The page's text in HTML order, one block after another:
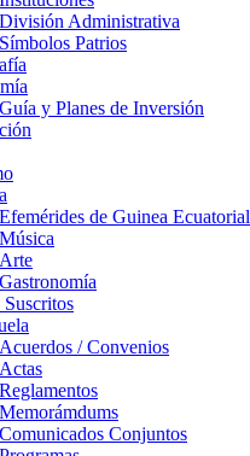
División Administrativa
Símbolos Patrios
Guía y Planes de Inversión
Efemérides de Guinea Ecuatorial
Música
Arte
Gastronomía
Acuerdos / Convenios
Actas
Reglamentos
Memorámdums
Comunicados Conjuntos